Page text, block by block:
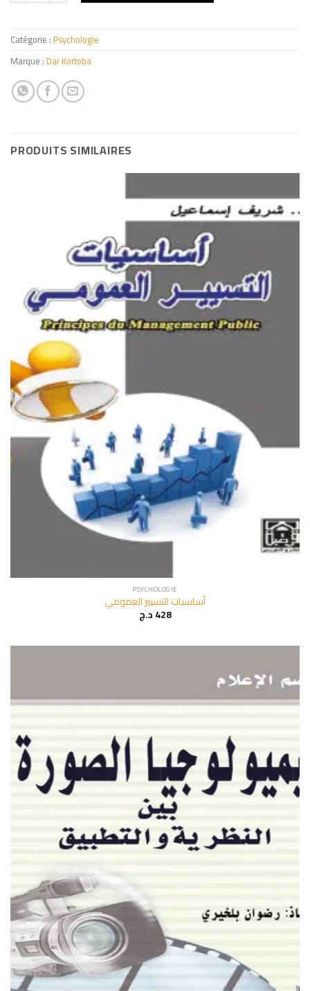
Catégorie : Psychologie
Marque : Dar Kortoba
PRODUITS SIMILAIRES
PSYCHOLOGIE
أساسيات التسيير العمومي
428د.ج